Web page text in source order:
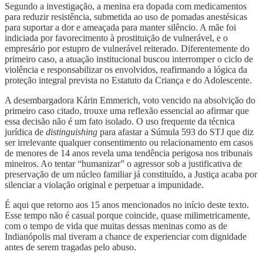
Segundo a investigação, a menina era dopada com medicamentos
para reduzir resistência, submetida ao uso de pomadas anestésicas
para suportar a dor e ameaçada para manter silêncio. A mãe foi
indiciada por favorecimento à prostituição de vulnerável, e o
empresário por estupro de vulnerável reiterado. Diferentemente do
primeiro caso, a atuação institucional buscou interromper o ciclo de
violência e responsabilizar os envolvidos, reafirmando a lógica da
proteção integral prevista no Estatuto da Criança e do Adolescente.
A desembargadora Kárin Emmerich, voto vencido na absolvição do
primeiro caso citado, trouxe uma reflexão essencial ao afirmar que
essa decisão não é um fato isolado. O uso frequente da técnica
jurídica de distinguishing para afastar a Súmula 593 do STJ que diz
ser irrelevante qualquer consentimento ou relacionamento em casos
de menores de 14 anos revela uma tendência perigosa nos tribunais
mineiros. Ao tentar “humanizar” o agressor sob a justificativa de
preservação de um núcleo familiar já constituído, a Justiça acaba por
silenciar a violação original e perpetuar a impunidade.
É aqui que retorno aos 15 anos mencionados no início deste texto.
Esse tempo não é casual porque coincide, quase milimetricamente,
com o tempo de vida que muitas dessas meninas como as de
Indianópolis mal tiveram a chance de experienciar com dignidade
antes de serem tragadas pelo abuso.